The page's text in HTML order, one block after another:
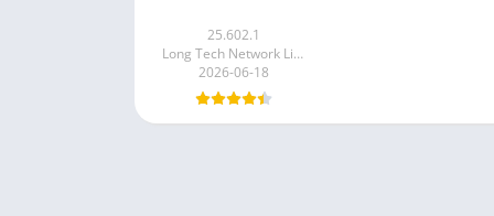
25.602.1
Long Tech Network Limited
2026-06-18